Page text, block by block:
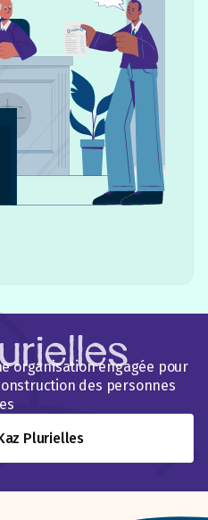
organisation engagée pour
des personnes
Plurielles